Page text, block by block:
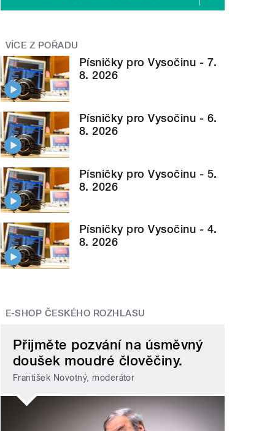
VÍCE Z POŘADU
Písničky pro Vysočinu - 7.
8. 2026
Písničky pro Vysočinu - 6.
8. 2026
Písničky pro Vysočinu - 5.
8. 2026
Písničky pro Vysočinu - 4.
8. 2026
E-SHOP ČESKÉHO ROZHLASU
Přijměte pozvání na úsměvný
doušek moudré člověčiny.
František Novotný, moderátor